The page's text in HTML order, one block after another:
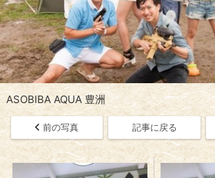
ASOBIBA AQUA 豊洲
前の写真 記事に戻る